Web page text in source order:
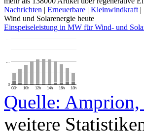
Nachrichten | Erneuerbare | Kleinwindkraft |
Wind und Solarenergie heute
Einspeiseleistung in MW für Wind- und
08h 10h 12h 14h 16h 18h
0
…
…
Quelle: Amprion,
weitere